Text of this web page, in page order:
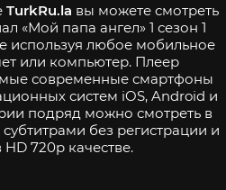
TurkRu.la вы можете смотреть
«Мой папа ангел» 1 сезон 1
используя любое мобильное
или компьютер. Плеер
современные смартфоны
систем iOS, Android и
подряд можно смотреть в
без регистрации и
720p качестве.